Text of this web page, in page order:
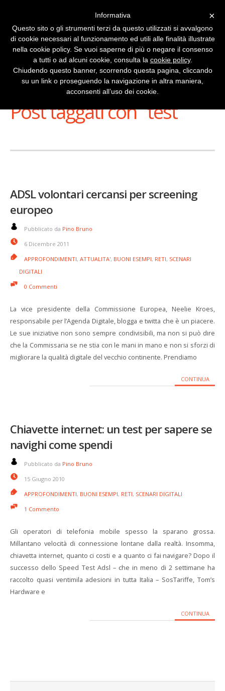
Stai Visualizzando
Post taggati con ‘ test ’
ADSL volontari cercansi per screening
europeo
Pubblicato da Pino Bruno
6 Dicembre 2011
APPROFONDIMENTI, ATTUALITA', BUONI ESEMPI, RETI, SCENARI
DIGITALI
0 Commenti
La vice presidente della Commissione Europea, Neelie Kroes,
responsabile per l’Agenda Digitale, blogga e twitta che è un piacere.
Le sue iniziative non sono sempre condivisibili, ma non si può dire
che la Commissaria se ne stia con le mani in mano e non si sforzi di
migliorare la qualità digitale del vecchio continente. Prendiamo
CONTINUA
Chiavette internet: un test per sapere se
navighi come spendi
Pubblicato da Pino Bruno
15 Giugno 2010
APPROFONDIMENTI, BUONI ESEMPI, RETI, SCENARI DIGITALI
1 Commento
Gli operatori di telefonia mobile spesso la sparano grossa.
Millantano velocità di connessione lontane dalla realtà. Insomma,
chiavetta internet, quanto ci costi e a quanto ci fai navigare? Dopo il
successo dello Speed Test Adsl – che in meno di 2 settimane ha
raccolto quasi ventimila adesioni in tutta Italia – SosTariffe, Tom’s
Hardware e
CONTINUA
×
Informativa
Questo sito o gli strumenti terzi da questo utilizzati si avvalgono
di cookie necessari al funzionamento ed utili alle finalità illustrate
nella cookie policy. Se vuoi saperne di più o negare il consenso
a tutti o ad alcuni cookie, consulta la cookie policy.
Chiudendo questo banner, scorrendo questa pagina, cliccando
su un link o proseguendo la navigazione in altra maniera,
acconsenti all’uso dei cookie.